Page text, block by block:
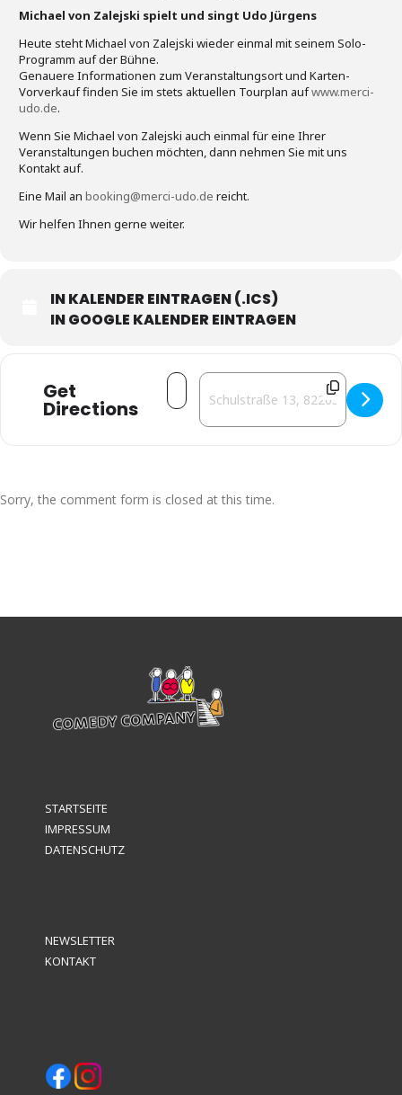
Michael von Zalejski spielt und singt Udo Jürgens
Heute steht Michael von Zalejski wieder einmal mit seinem Solo-
Programm auf der Bühne.
Genauere Informationen zum Veranstaltungsort und Karten-
Vorverkauf finden Sie im stets aktuellen Tourplan aufwww.merci-
udo.de.
Wenn Sie Michael von Zalejski auch einmal für eine Ihrer
Veranstaltungen buchen möchten, dann nehmen Sie mit uns
Kontakt auf.
Eine Mail an booking@merci-udo.de reicht.
Wir helfen Ihnen gerne weiter.
IN KALENDER EINTRAGEN (.ICS)
IN GOOGLE KALENDER EINTRAGEN
Get
Directions
Address - Michael von Zalejski: Merci
Destination Address - Michael
Sorry, the comment form is closed at this time.
STARTSEITE
IMPRESSUM
DATENSCHUTZ
NEWSLETTER
KONTAKT